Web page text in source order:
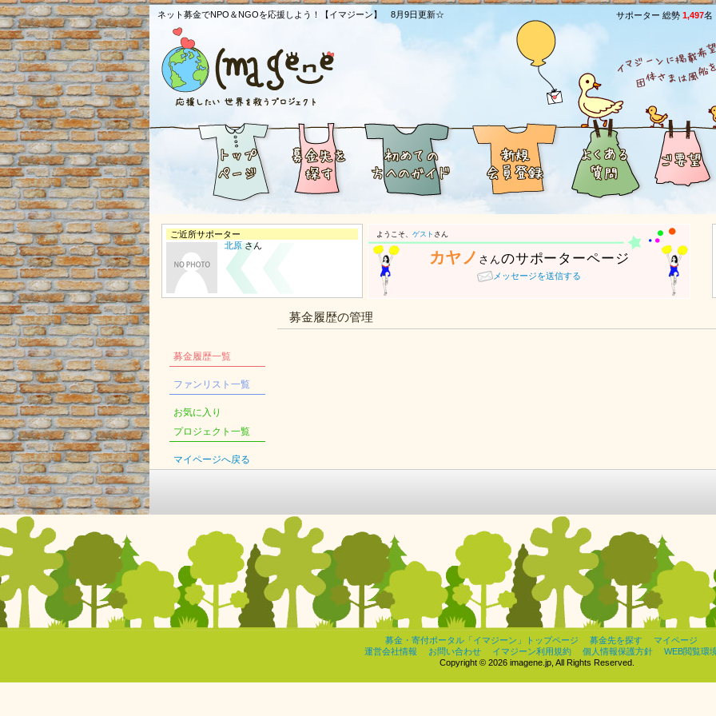
ネット募金でNPO＆NGOを応援しよう！【イマジーン】 8月9日更新☆ サポーター 総勢 1,497名
ご近所サポーター
北原さん
ようこそ、 ゲスト さん
カヤノ さんのサポーターページ
メッセージを送信する
募金履歴一覧
ファンリスト一覧
お気に入り
プロジェクト一覧
マイページへ戻る
募金履歴の管理
募金・寄付ポータル「イマジーン」トップページ 募金先を探す
マイページ
運営会社情報
お問い合わせ イマジーン利用規約 個人情報保護方針
WEB閲覧環
Copyright © 2026 imagene.jp, All Rights Reserved.